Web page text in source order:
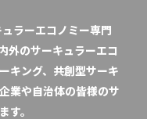
ラーエコノミー専門
外のサーキュラーエコ
キング、共創型サーキ
業や自治体の皆様のサ
す。